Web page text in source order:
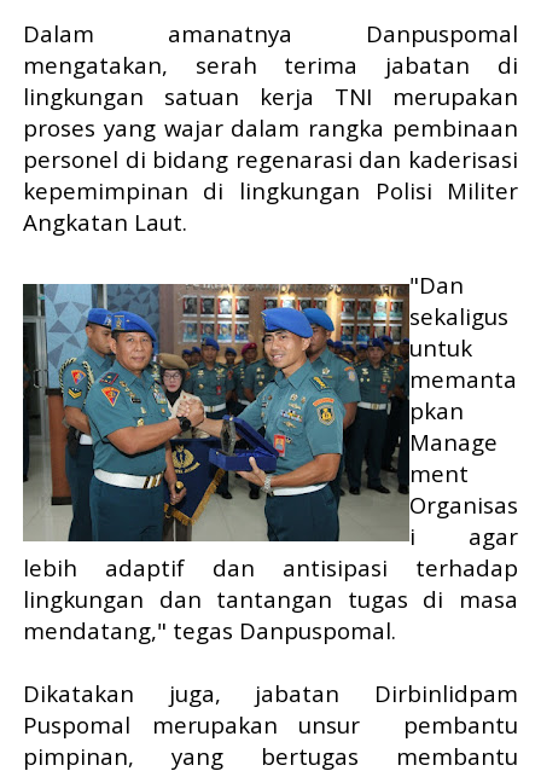
Dalam amanatnya Danpuspomal
mengatakan, serah terima jabatan di
lingkungan satuan kerja TNI merupakan
proses yang wajar dalam rangka pembinaan
personel di bidang regenarasi dan kaderisasi
kepemimpinan di lingkungan Polisi Militer
Angkatan Laut.
"Dan
sekaligus
untuk
memanta
pkan
Manage
ment
Organisas
i agar
lebih adaptif dan antisipasi terhadap
lingkungan dan tantangan tugas di masa
mendatang," tegas Danpuspomal.
Dikatakan juga, jabatan Dirbinlidpam
Puspomal merupakan unsur pembantu
pimpinan, yang bertugas membantu